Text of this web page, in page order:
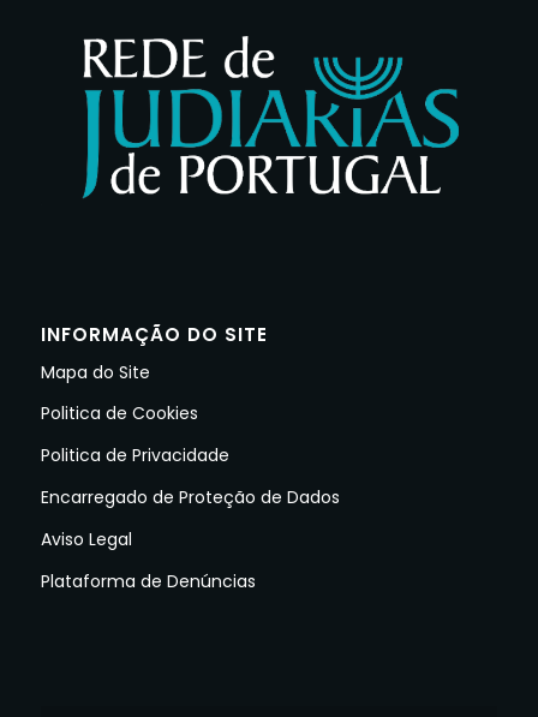
INFORMAÇÃO DO SITE
Mapa do Site
Politica de Cookies
Politica de Privacidade
Encarregado de Proteção de Dados
Aviso Legal
Plataforma de Denúncias